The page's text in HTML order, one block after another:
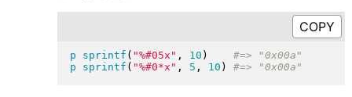
p sprintf ( "%#05x " , 10 )
p
sprintf ( "%#0*x " , 5 , 10 )